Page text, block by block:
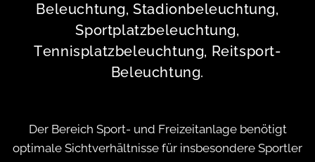
Beleuchtung,Stadionbeleuchtung,
Sportplatzbeleuchtung,
Tennisplatzbeleuchtung, Reitsport-
Beleuchtung.
Der Bereich Sport- und Freizeitanlage benötigt
optimale Sichtverhältnisse für insbesondere Sportler